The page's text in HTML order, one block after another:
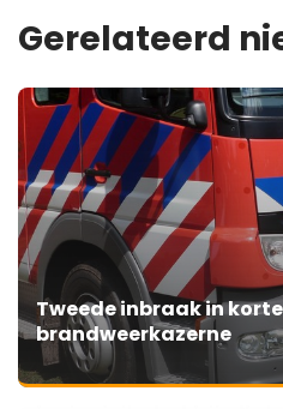
Gerelateerd
Tweede inbraak in
brandweerkazerne